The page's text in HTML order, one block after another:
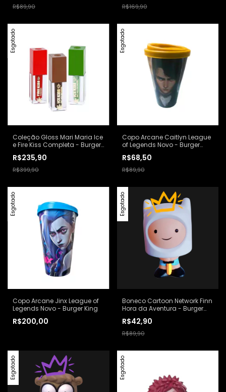
R$89,90 R$169,90
Esgotado
Coleção Gloss Mari Maria Ice
e Fire Kiss Completa - Burger
R$235,90
R$399,90
Esgotado
Copo Arcane Caitlyn League
of Legends Novo - Burger
R$68,50
R$89,90
Esgotado
Copo Arcane Jinx League of
Legends Novo - Burger King
R$200,00
Esgotado
Boneco Cartoon Network Finn
Hora da Aventura - Burger
R$42,90
R$89,90
Esgotado Esgotado